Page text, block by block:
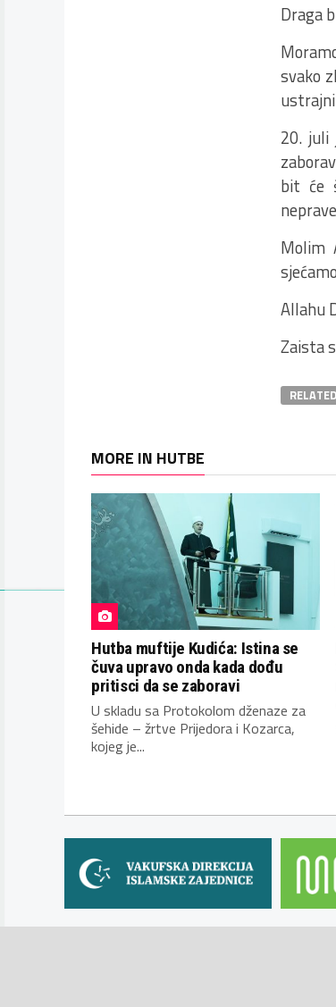
Draga
svako
20. juli
bit će
Molim
Allahu
Zaista
MORE IN HUTBE
Hutba muftije Kudića: Istina se
čuva upravo onda kada dođu
pritisci da se zaboravi
U skladu sa Protokolom dženaze za
šehide – žrtve Prijedora i Kozarca,
kojeg je...